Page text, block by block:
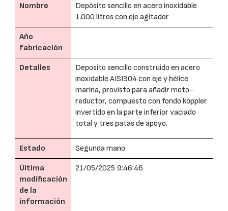
Nombre
Depósito sencillo en acero inoxidable
1.000 litros con eje agitador
Año
fabricación
Detalles
Deposito sencillo construido en acero
inoxidable AISI304 con eje y hélice
marina, provisto para añadir moto-
reductor, compuesto con fondo koppler
invertido en la parte inferior vaciado
total y tres patas de apoyo.
Estado Segunda mano
Última
modificación
de la
información
21/05/2025 9:46:46